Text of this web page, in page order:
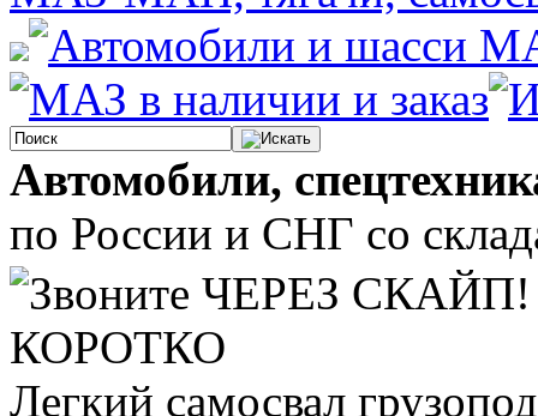
Автомобили,
по России и СНГ со
КОРОТКО
Легкий самосвал